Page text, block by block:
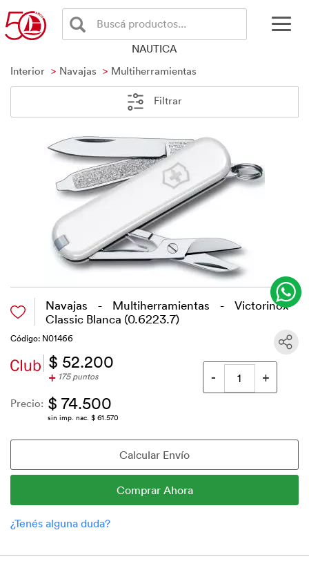
Buscá productos...
NAUTICA
Interior
Navajas Multiherramientas
Filtrar
Navajas - Multiherramientas - Victorinox
Classic Blanca (0.6223.7)
Código: N01466
$ 52.200
+ 175 puntos
Precio: $ 74.500
sin imp. nac. $ 61.570